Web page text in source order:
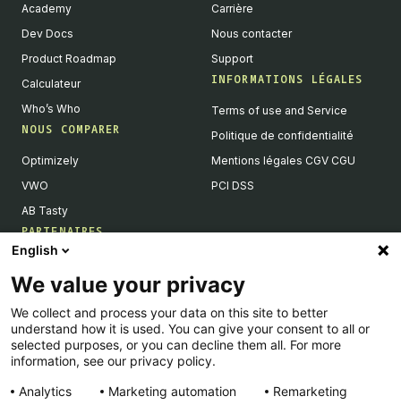
Academy
Dev Docs
Product Roadmap
Calculateur
Who’s Who
NOUS COMPARER
Optimizely
VWO
AB Tasty
PARTENAIRES
Devenir partenaires
Liste de nos intégrations
Agences Partenaires
Carrière
Nous contacter
Support
INFORMATIONS LÉGALES
Terms of use and Service
Politique de confidentialité
Mentions légales CGV CGU
PCI DSS
English
We value your privacy
We collect and process your data on this site to better
understand how it is used. You can give your consent to all or
selected purposes, or you can decline them all. For more
information, see our privacy policy.
Analytics
Marketing automation Remarketing